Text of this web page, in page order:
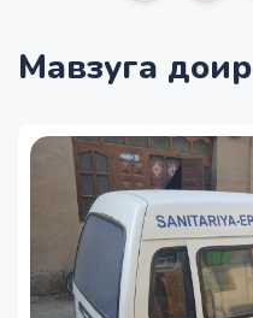
Мавзуга доир